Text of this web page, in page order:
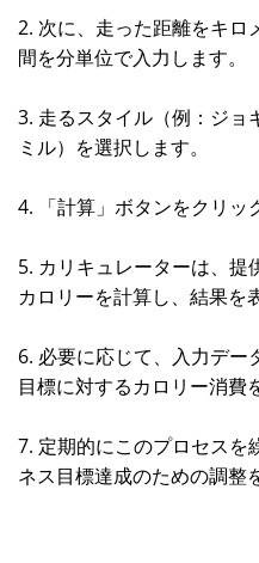
2. 次に、走った距離をキロ
間を分単位で入力します。
3. 走るスタイル（例：ジョ
ミル）を選択します。
4. 「計算」ボタンをクリッ
5. カリキュレーターは、
カロリーを計算し、結果を
6. 必要に応じて、入力デ
目標に対するカロリー消費
7. 定期的にこのプロセスを
ネス目標達成のための調整